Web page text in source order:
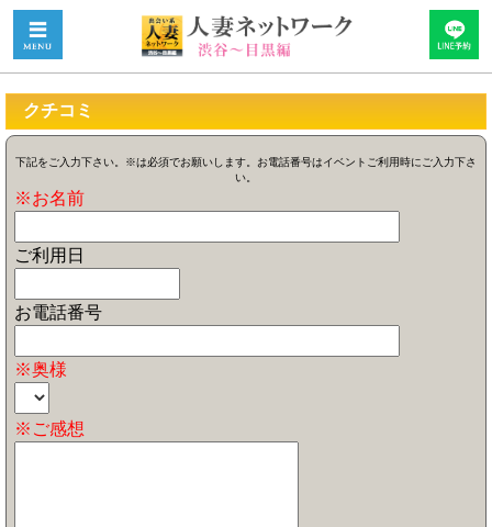
クチコミ
下記をご入力下さい。※は必須でお願いします。お電話番号はイベントご利用時にご入力下さ
い。
※お名前
ご利用日
お電話番号
※奥様
※ご感想